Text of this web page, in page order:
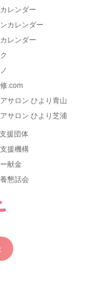
レンダー
カレンダー
レンダー
.com
サロン ひより青山
サロン ひより芝浦
援団体
援機構
献金
懇話会